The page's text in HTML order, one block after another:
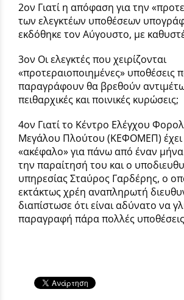
2ον Γιατί η απόφαση για την
των ελεγκτέων υποθέσεων
εκδόθηκε τον Αύγουστο, με
3ον Οι ελεγκτές που χειρίζονται
«προτεραιοποιημένες» υποθέσεις
παραγράφουν θα βρεθούν
πειθαρχικές και ποινικές κυρώσεις;
4ον Γιατί το Κέντρο Ελέγχου
Μεγάλου Πλούτου (ΚΕΦΟΜΕΠ) έχει
«ακέφαλο» για πάνω από έναν
την παραίτησή του και ο
υπηρεσίας Σταύρος Γαρδέρης, ο
εκτάκτως χρέη αναπληρωτή
διαπίστωσε ότι είναι αδύνατο να
παραγραφή πάρα πολλές